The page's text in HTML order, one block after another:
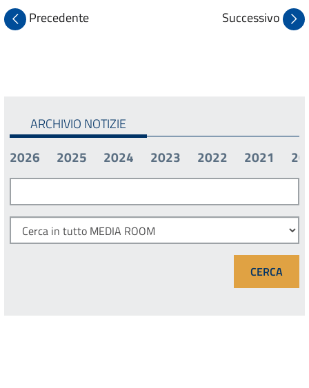
Precedente Successivo
ARCHIVIO NOTIZIE
2026
2025 2024 2023 2022 2021